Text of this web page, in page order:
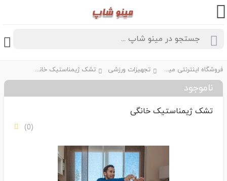
فروشگاه اینترنتی مینو شاپ تجهیزات ورزشی تشک ژیمناستیک خانگی
ناموجود
تشک ژیمناستیک خانگی
(0)